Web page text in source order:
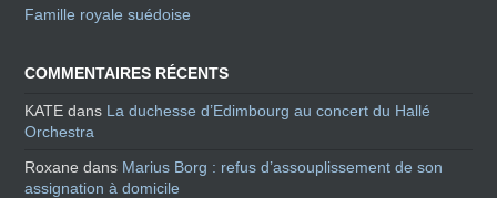
Famille royale suédoise
COMMENTAIRES RÉCENTS
KATE dans La duchesse d’Edimbourg au concert du Hallé
Orchestra
Roxane dans Marius Borg : refus d’assouplissement de son
assignation à domicile